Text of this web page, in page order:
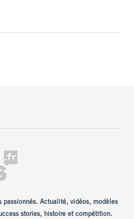
passionnés. Actualité, vidéos, modèles
stories, histoire et compétition.